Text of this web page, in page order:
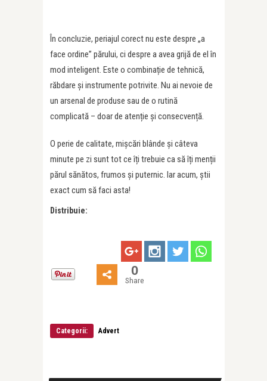
În concluzie, periajul corect nu este despre „a
face ordine” părului, ci despre a avea grijă de el în
mod inteligent. Este o combinație de tehnică,
răbdare și instrumente potrivite. Nu ai nevoie de
un arsenal de produse sau de o rutină
complicată – doar de atenție și consecvență.
O perie de calitate, mișcări blânde și câteva
minute pe zi sunt tot ce îți trebuie ca să îți menții
părul sănătos, frumos și puternic. Iar acum, știi
exact cum să faci asta!
Distribuie:
0
Share
Categorii: Advert